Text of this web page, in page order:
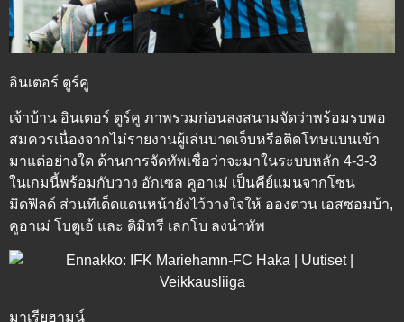
อินเตอร์ ตูร์คู
เจ้าบ้าน อินเตอร์ ตูร์คู ภาพรวมก่อนลงสนามจัดว่าพร้อมรบพอ
สมควรเนื่องจากไม่รายงานผู้เล่นบาดเจ็บหรือติดโทษแบนเข้า
มาแต่อย่างใด ด้านการจัดทัพเชื่อว่าจะมาในระบบหลัก 4-3-3
ในเกมนี้พร้อมกับวาง อักเซล คูอาเม่ เป็นคีย์แมนจากโซน
มิดฟิลด์ ส่วนทีเด็ดแดนหน้ายังไว้วางใจให้ อองตวน เอสซอมบ้า,
คูอาเม่ โบตูเอ้ และ ดิมิทรี เลกโบ ลงนำทัพ
มาเรียฮามน์